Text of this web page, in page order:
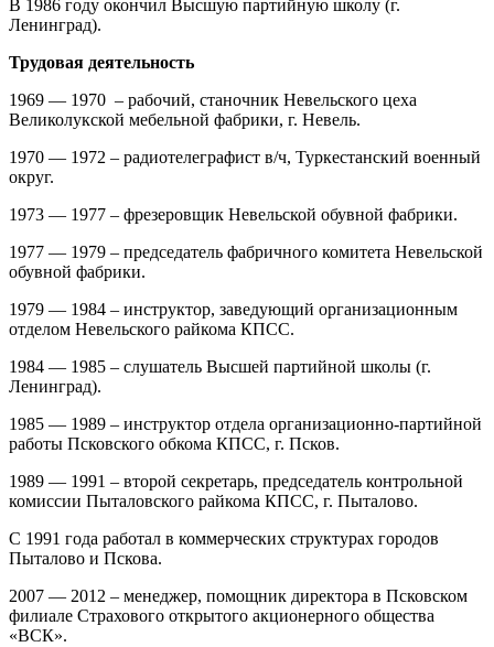
В 1986 году окончил Высшую партийную школу (г.
Ленинград).
Трудовая деятельность
1969 — 1970 – рабочий, станочник Невельского цеха
Великолукской мебельной фабрики, г. Невель.
1970 — 1972 – радиотелеграфист в/ч, Туркестанский военный
округ.
1973 — 1977 – фрезеровщик Невельской обувной фабрики.
1977 — 1979 – председатель фабричного комитета Невельской
обувной фабрики.
1979 — 1984 – инструктор, заведующий организационным
отделом Невельского райкома КПСС.
1984 — 1985 – слушатель Высшей партийной школы (г.
Ленинград).
1985 — 1989 – инструктор отдела организационно-партийной
работы Псковского обкома КПСС, г. Псков.
1989 — 1991 – второй секретарь, председатель контрольной
комиссии Пыталовского райкома КПСС, г. Пыталово.
С 1991 года работал в коммерческих структурах городов
Пыталово и Пскова.
2007 — 2012 – менеджер, помощник директора в Псковском
филиале Страхового открытого акционерного общества
«ВСК».